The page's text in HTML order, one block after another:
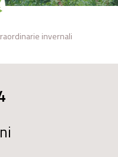
invernali